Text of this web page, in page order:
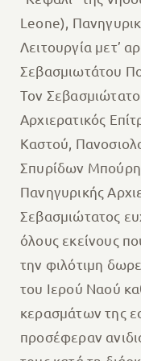
Leone),
Λειτουργία μετ’
Σεβασμιωτάτου
Τον
Αρχιερατικός
Καστού,
Σπυρίδων
Πανηγυρικής
Σεβασμιώτατος
όλους εκείνους
την φιλότιμη
του Ιερού Ναού
κερασμάτων της
προσέφεραν